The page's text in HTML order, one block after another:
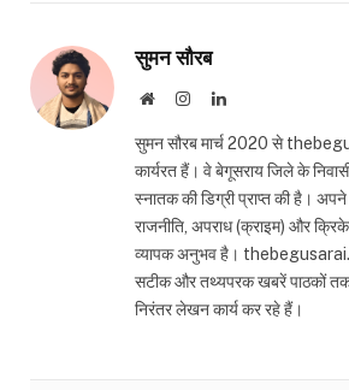
सुमन सौरब
WebsiteInstagramLinkedIn
सुमन सौरब मार्च 2020 से
कार्यरत हैं। वे बेगूसराय जिले के
स्नातक की डिग्री प्राप्त की है।
राजनीति, अपराध (क्राइम) और
व्यापक अनुभव है।
सटीक और तथ्यपरक खबरें पाठकों
निरंतर लेखन कार्य कर रहे हैं।